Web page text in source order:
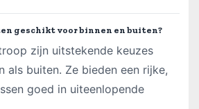
geschikt voor binnen en buiten?
zijn uitstekende keuzes
als buiten. Ze bieden een rijke,
goed in uiteenlopende